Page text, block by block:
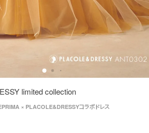
limited collection
× PLACOLE&DRESSYコラボドレス